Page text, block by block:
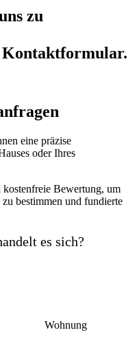
zu
Kontaktformular.
eine präzise
oder Ihres
Bewertung, um
bestimmen und fundierte
es sich?
Wohnung